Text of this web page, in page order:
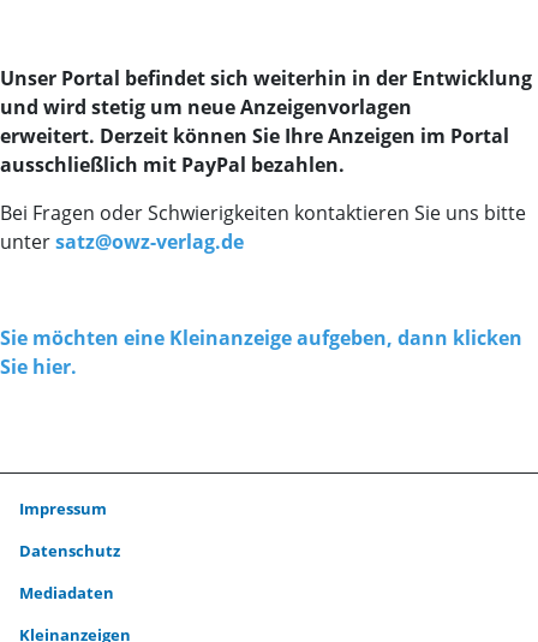
Unser Portal befindet sich weiterhin in der Entwicklung
und wird stetig um neue Anzeigenvorlagen
erweitert. Derzeit können Sie Ihre Anzeigen im Portal
ausschließlich mit PayPal bezahlen.
Bei Fragen oder Schwierigkeiten kontaktieren Sie uns bitte
untersatz@owz-verlag.de
Sie möchten eine Kleinanzeige aufgeben, dann klicken
Sie hier.
Impressum
Datenschutz
Mediadaten
Kleinanzeigen